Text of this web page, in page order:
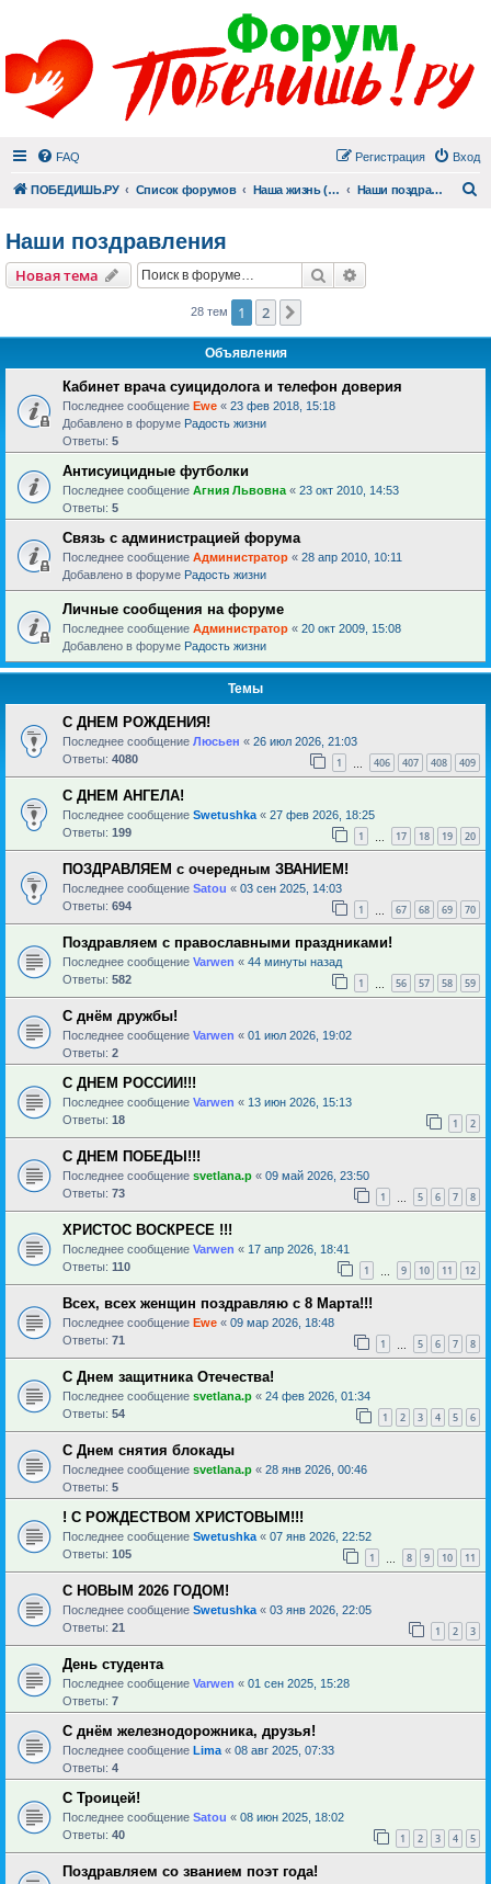
FAQ Вход
Регистрация
ПОБЕДИШЬ.РУ Список форумов Наша жизнь (не всё же о суициде!) Наши поздравления
Наши поздравления
Новая тема Поиск
28 тем 1 2
Объявления
Кабинет врача суицидолога и телефон доверия
Последнее сообщение Ewe « 23 фев 2018, 15:18
Добавлено в форуме Радость жизни
Ответы: 5
Антисуицидные футболки
Последнее сообщение Агния Львовна « 23 окт 2010, 14:53
Ответы: 5
Связь с администрацией форума
Последнее сообщение Администратор « 28 апр 2010, 10:11
Добавлено в форуме Радость жизни
Личные сообщения на форуме
Последнее сообщение Администратор « 20 окт 2009, 15:08
Добавлено в форуме Радость жизни
Темы
С ДНЕМ РОЖДЕНИЯ!
Последнее сообщение Люсьен « 26 июл 2026, 21:03
Ответы: 4080 1 406 407 408 409
С ДНЕМ АНГЕЛА!
Последнее сообщение Swetushka « 27 фев 2026, 18:25
Ответы: 199 1 17 18 19 20
ПОЗДРАВЛЯЕМ с очередным ЗВАНИЕМ!
Последнее сообщение Satou « 03 сен 2025, 14:03
Ответы: 694 1 67 68 69 70
Поздравляем с православными праздниками!
Последнее сообщение Varwen « 44 минуты назад
Ответы: 582 1 56 57 58 59
С днём дружбы!
Последнее сообщение Varwen « 01 июл 2026, 19:02
Ответы: 2
С ДНЕМ РОССИИ!!!
Последнее сообщение Varwen « 13 июн 2026, 15:13
Ответы: 18 1 2
С ДНЕМ ПОБЕДЫ!!!
Последнее сообщение svetlana.p « 09 май 2026, 23:50
Ответы: 73 1 5 6 7 8
ХРИСТОС ВОСКРЕСЕ !!!
Последнее сообщение Varwen « 17 апр 2026, 18:41
Ответы: 110 1 9 10 11 12
Всех, всех женщин поздравляю с 8 Марта!!!
Последнее сообщение Ewe « 09 мар 2026, 18:48
Ответы: 71 1 5 6 7 8
С Днем защитника Отечества!
Последнее сообщение svetlana.p « 24 фев 2026, 01:34
Ответы: 54 1 2 3 4 5 6
С Днем снятия блокады
Последнее сообщение svetlana.p « 28 янв 2026, 00:46
Ответы: 5
! С РОЖДЕСТВОМ ХРИСТОВЫМ!!!
Последнее сообщение Swetushka « 07 янв 2026, 22:52
Ответы: 105 1 8 9 10 11
С НОВЫМ 2026 ГОДОМ!
Последнее сообщение Swetushka « 03 янв 2026, 22:05
Ответы: 21 1 2 3
День студента
Последнее сообщение Varwen « 01 сен 2025, 15:28
Ответы: 7
С днём железнодорожника, друзья!
Последнее сообщение Lima « 08 авг 2025, 07:33
Ответы: 4
С Троицей!
Последнее сообщение Satou « 08 июн 2025, 18:02
Ответы: 40 1 2 3 4 5
Поздравляем со званием поэт года!